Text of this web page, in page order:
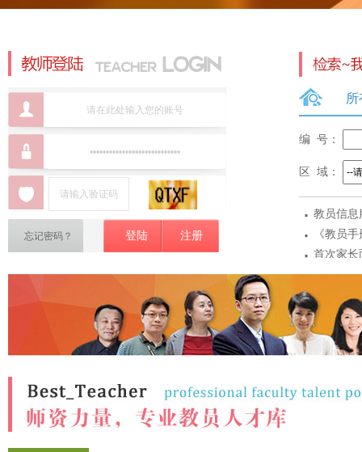
忘记密码？ 登陆 注册
编 号：
区 域：
· 教员信息
标准
· 《教员
· 首次家长
项
· 教员敏感
密
· 教员第一
注意事...
· 教员认证